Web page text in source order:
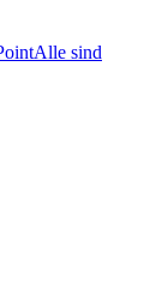
Alle sind